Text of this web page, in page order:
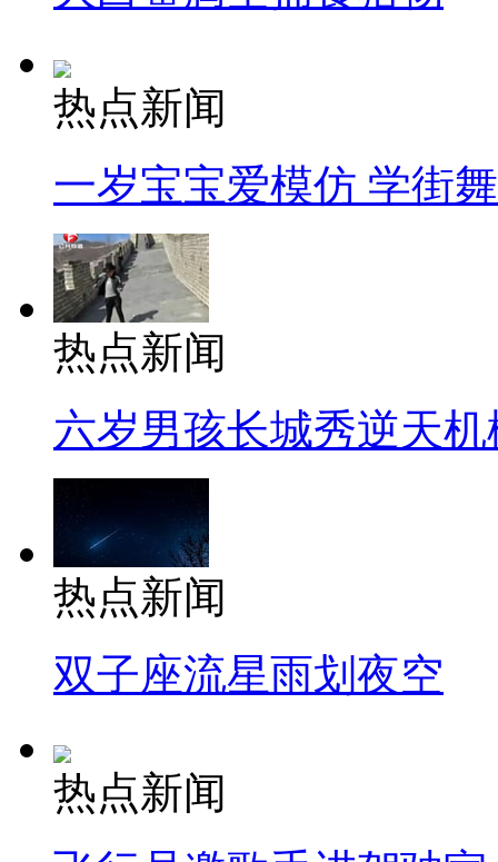
热点新闻
一岁宝宝爱模仿 学街
热点新闻
六岁男孩长城秀逆天机
热点新闻
双子座流星雨划夜空
热点新闻